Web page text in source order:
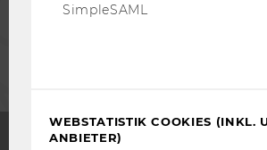
SimpleSAML
WEBSTATISTIK COOKIES (INKL.
ANBIETER)